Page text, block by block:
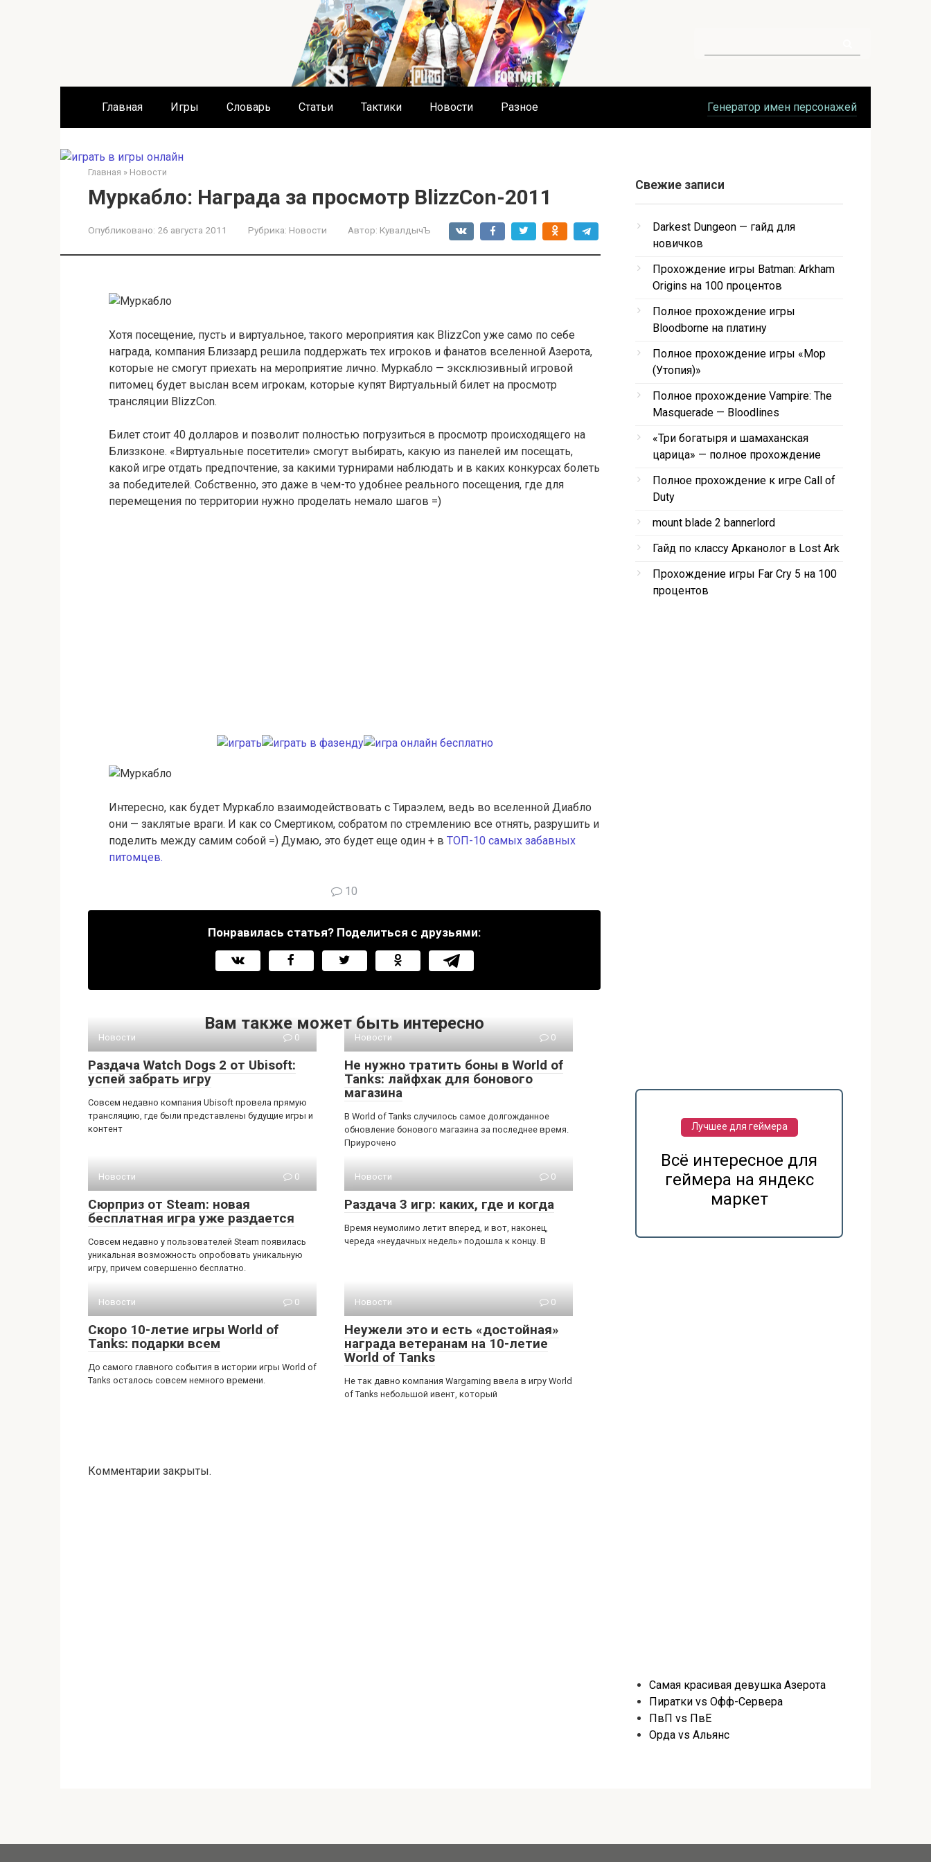
Главная Игры Словарь Статьи Тактики Новости Разное Генератор имен персонажей
Главная » Новости
Муркабло: Награда за просмотр BlizzCon-2011
Опубликовано: 26 августа 2011 Рубрика: Новости Автор: КувалдычЪ
Хотя посещение, пусть и виртуальное, такого мероприятия как BlizzCon уже само по себе
награда, компания Близзард решила поддержать тех игроков и фанатов вселенной Азерота,
которые не смогут приехать на мероприятие лично. Муркабло — эксклюзивный игровой
питомец будет выслан всем игрокам, которые купят Виртуальный билет на просмотр
трансляции BlizzCon.
Билет стоит 40 долларов и позволит полностью погрузиться в просмотр происходящего на
Близзконе. «Виртуальные посетители» смогут выбирать, какую из панелей им посещать,
какой игре отдать предпочтение, за какими турнирами наблюдать и в каких конкурсах болеть
за победителей. Собственно, это даже в чем-то удобнее реального посещения, где для
перемещения по территории нужно проделать немало шагов =)
Интересно, как будет Муркабло взаимодействовать с Тираэлем, ведь во вселенной Диабло
они — заклятые враги. И как со Смертиком, собратом по стремлению все отнять, разрушить и
поделить между самим собой =) Думаю, это будет еще один + в ТОП-10 самых забавных
питомцев.
10
Понравилась статья? Поделиться с друзьями:
Вам также может быть интересно
Новости 0
Раздача Watch Dogs 2 от Ubisoft:
успей забрать игру
Совсем недавно компания Ubisoft провела прямую
трансляцию, где были представлены будущие игры и
контент
Новости 0
Не нужно тратить боны в World of
Tanks: лайфхак для бонового
магазина
В World of Tanks случилось самое долгожданное
обновление бонового магазина за последнее время.
Приурочено
Новости 0
Сюрприз от Steam: новая
бесплатная игра уже раздается
Совсем недавно у пользователей Steam появилась
уникальная возможность опробовать уникальную
игру, причем совершенно бесплатно.
Новости 0
Раздача 3 игр: каких, где и когда
Время неумолимо летит вперед, и вот, наконец,
череда «неудачных недель» подошла к концу. В
Новости 0
Скоро 10-летие игры World of
Tanks: подарки всем
До самого главного события в истории игры World of
Tanks осталось совсем немного времени.
Новости 0
Неужели это и есть «достойная»
награда ветеранам на 10-летие
World of Tanks
Не так давно компания Wargaming ввела в игру World
of Tanks небольшой ивент, который
Комментарии закрыты.
Свежие записи
Darkest Dungeon — гайд для
новичков
Прохождение игры Batman: Arkham
Origins на 100 процентов
Полное прохождение игры
Bloodborne на платину
Полное прохождение игры «Мор
(Утопия)»
Полное прохождение Vampire: The
Masquerade — Bloodlines
«Три богатыря и шамаханская
царица» — полное прохождение
Полное прохождение к игре Call of
Duty
mount blade 2 bannerlord
Гайд по классу Арканолог в Lost Ark
Прохождение игры Far Cry 5 на 100
процентов
Лучшее для геймера
Всё интересное для
геймера на яндекс
маркет
Самая красивая девушка Азерота
Пиратки vs Офф-Сервера
ПвП vs ПвЕ
Орда vs Альянс